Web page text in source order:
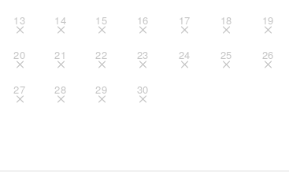
13 14 15 16 17 18 19
20 21 22 23 24 25 26
27 28 29 30